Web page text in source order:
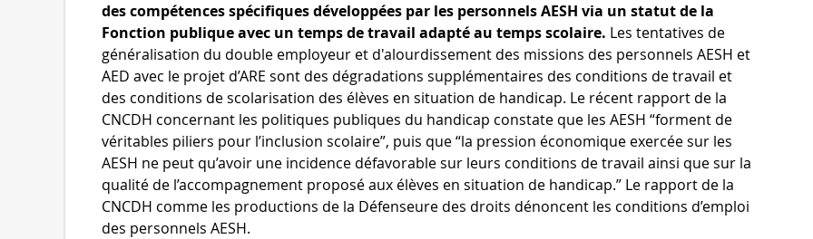
des compétences spécifiques développées par les personnels AESH via un statut de la
Fonction publique avec un temps de travail adapté au temps scolaire. Les tentatives de
généralisation du double employeur et d'alourdissement des missions des personnels AESH et
AED avec le projet d’ARE sont des dégradations supplémentaires des conditions de travail et
des conditions de scolarisation des élèves en situation de handicap. Le récent rapport de la
CNCDH concernant les politiques publiques du handicap constate que les AESH “forment de
véritables piliers pour l’inclusion scolaire”, puis que “la pression économique exercée sur les
AESH ne peut qu’avoir une incidence défavorable sur leurs conditions de travail ainsi que sur la
qualité de l’accompagnement proposé aux élèves en situation de handicap.” Le rapport de la
CNCDH comme les productions de la Défenseure des droits dénoncent les conditions d’emploi
des personnels AESH.